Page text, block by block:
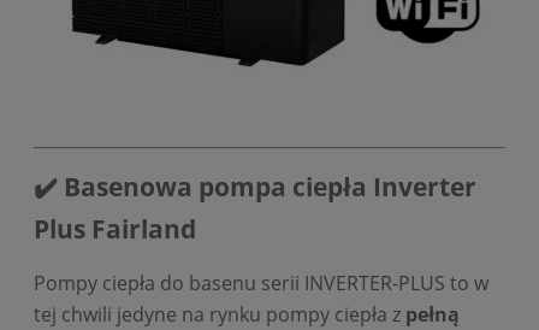
✔️ Basenowa pompa ciepła Inverter
Plus Fairland
Pompy ciepła do basenu serii INVERTER-PLUS to w
tej chwili jedyne na rynku pompy ciepła z pełną